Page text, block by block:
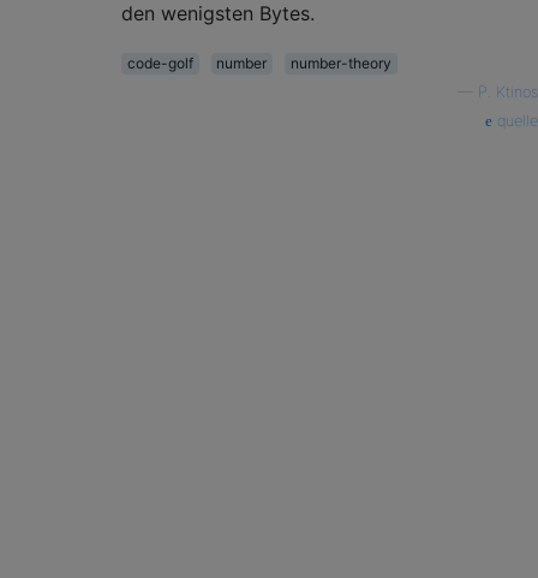
den wenigsten Bytes.
code-golf number
number-theory
P. Ktinos
quelle